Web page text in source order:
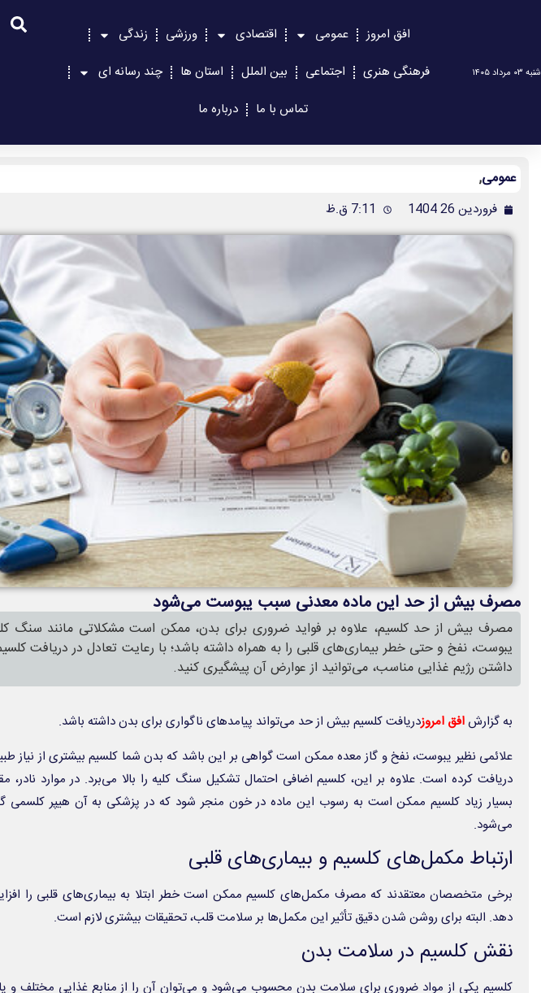
شنبه ۰۳ مرداد ۱۴۰۵
افق امروز عمومی اقتصادی ورزشی
زندگی
فرهنگی هنری
اجتماعی بین الملل استان ها
چند رسانه ای
تماس با ما
درباره ما
عمومی,
فروردین 26 1404 7:11 ق.ظ
مصرف بیش از حد این ماده معدنی سبب یبوست می‌شود
مصرف بیش از حد کلسیم، علاوه بر فواید ضروری برای بدن، ممکن است مشکلاتی مانند سنگ
یبوست، نفخ و حتی خطر بیماری‌های قلبی را به همراه داشته باشد؛ با رعایت تعادل در دریافت
داشتن رژیم غذایی مناسب، می‌توانید از عوارض آن پیشگیری کنید.
به گزارش افق امروزدریافت کلسیم بیش از حد می‌تواند پیامدهای ناگواری برای بدن داشته باشد.
علائمی نظیر یبوست، نفخ و گاز معده ممکن است گواهی بر این باشد که بدن شما کلسیم بیشتری از نیاز
دریافت کرده است. علاوه بر این، کلسیم اضافی احتمال تشکیل سنگ کلیه را بالا می‌برد. در موارد نادر،
بسیار زیاد کلسیم ممکن است به رسوب این ماده در خون منجر شود که در پزشکی به آن هیپر کلسمی
می‌شود.
ارتباط مکمل‌های کلسیم و بیماری‌های قلبی
برخی متخصصان معتقدند که مصرف مکمل‌های کلسیم ممکن است خطر ابتلا به بیماری‌های قلبی را
دهد. البته برای روشن شدن دقیق تأثیر این مکمل‌ها بر سلامت قلب، تحقیقات بیشتری لازم است.
نقش کلسیم در سلامت بدن
کلسیم یکی از مواد ضروری برای سلامت بدن محسوب می‌شود و می‌توان آن را از منابع غذایی مختلف و